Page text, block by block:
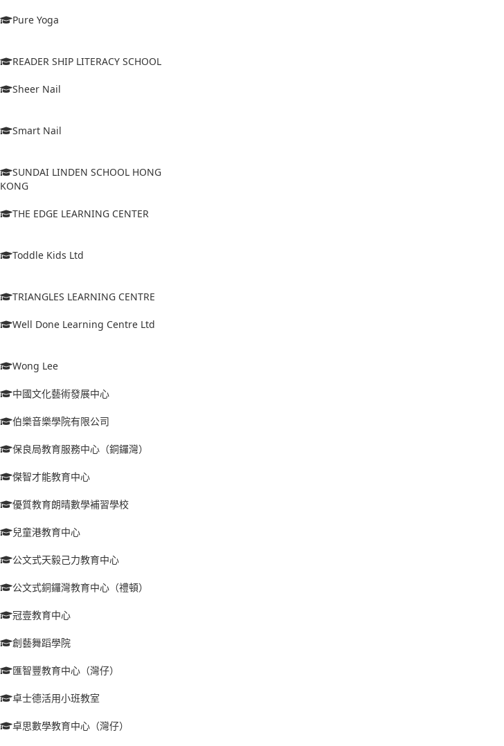
Pure Yoga
READER SHIP LITERACY SCHOOL
Sheer Nail
Smart Nail
SUNDAI LINDEN SCHOOL HONG
KONG
THE EDGE LEARNING CENTER
Toddle Kids Ltd
TRIANGLES LEARNING CENTRE
Well Done Learning Centre Ltd
Wong Lee
中國文化藝術發展中心
伯樂音樂學院有限公司
保良局教育服務中心（銅鑼灣）
傑智才能教育中心
優質教育朗晴數學補習學校
兒童港教育中心
公文式天毅己力教育中心
公文式銅鑼灣教育中心（禮頓）
冠壹教育中心
創藝舞蹈學院
匯智豐教育中心（灣仔）
卓士德活用小班教室
卓思數學教育中心（灣仔）